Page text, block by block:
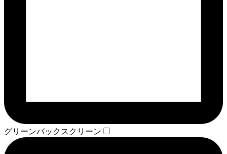
グリーンバックスクリーン